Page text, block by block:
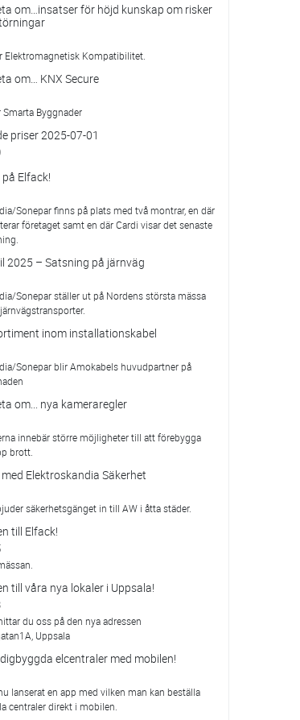
om…insatser för höjd kunskap om risker
Elektromagnetisk Kompatibilitet.
om… KNX Secure
Smarta Byggnader
priser 2025-07-01
Elfack!
Sonepar finns på plats med två montrar, en där
företaget samt en där Cardi visar det senaste
2025 – Satsning på järnväg
Sonepar ställer ut på Nordens största mässa
inom installationskabel
Sonepar blir Amokabels huvudpartner på
om... nya kameraregler
innebär större möjligheter till att förebygga
brott.
Elektroskandia Säkerhet
säkerhetsgänget in till AW i åtta städer.
till Elfack!
till våra nya lokaler i Uppsala!
du oss på den nya adressen
Uppsala
elcentraler med mobilen!
lanserat en app med vilken man kan beställa
centraler direkt i mobilen.